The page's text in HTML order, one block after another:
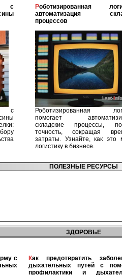
с
Роботизированная логистика:
автоматизация
процессов
Роботизированная
помогает
складские процессы,
точность, сокращая
затраты. Узнайте, как это
логистику в бизнесе.
ПОЛЕЗНЫЕ РЕСУРСЫ
ЗДОРОВЬЕ
Как предотвратить заболевания
дыхательных путей с
профилактики и